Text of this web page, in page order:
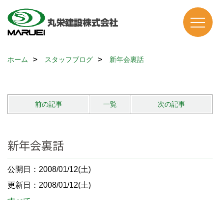
ホーム スタッフブログ 新年会裏話
前の記事 一覧 次の記事
新年会裏話
公開日：2008/01/12(土)
更新日：2008/01/12(土)